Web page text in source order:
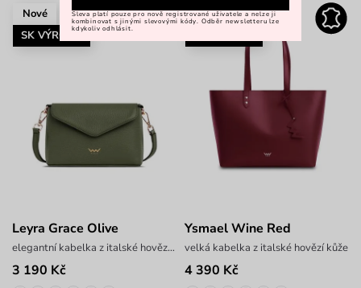
Nové
SK VÝROBA
Leyra Grace Olive
elegantní kabelka z italské hovězí kůže
3 190 Kč
-15 %: KAB15
Ysmael Wine Red
velká kabelka z italské hovězí kůže
4 390 Kč
Sleva platí pouze pro nově registrované uživatele a nelze ji
kombinovat s jinými slevovými kódy. Odběr newsletteru lze
kdykoliv odhlásit.